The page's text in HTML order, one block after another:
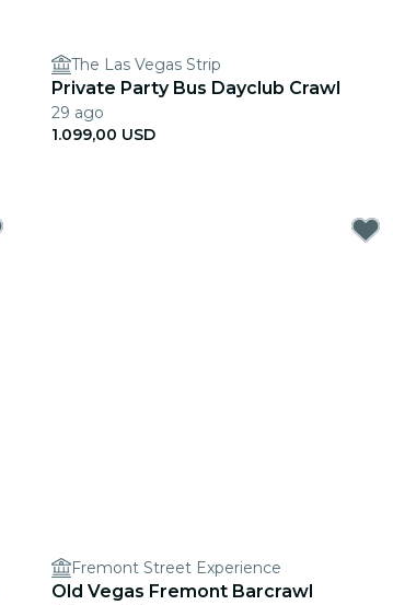
The Las Vegas Strip
Private Party Bus Dayclub Crawl
29 ago
1.099,00 USD
Fremont Street Experience
Old Vegas Fremont Barcrawl